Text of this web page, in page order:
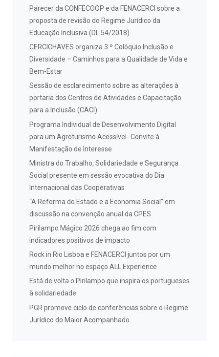
Parecer da CONFECOOP e da FENACERCI sobre a
proposta de revisão do Regime Jurídico da
Educação Inclusiva (DL 54/2018)
CERCICHAVES organiza 3.º Colóquio Inclusão e
Diversidade – Caminhos para a Qualidade de Vida e
Bem-Estar
Sessão de esclarecimento sobre as alterações à
portaria dos Centros de Atividades e Capacitação
para a Inclusão (CACI)
Programa Individual de Desenvolvimento Digital
para um Agroturismo Acessível- Convite à
Manifestação de Interesse
Ministra do Trabalho, Solidariedade e Segurança
Social presente em sessão evocativa do Dia
Internacional das Cooperativas
“A Reforma do Estado e a Economia Social” em
discussão na convenção anual da CPES
Pirilampo Mágico 2026 chega ao fim com
indicadores positivos de impacto
Rock in Rio Lisboa e FENACERCI juntos por um
mundo melhor no espaço ALL Experience
Está de volta o Pirilampo que inspira os portugueses
à solidariedade
PGR promove ciclo de conferências sobre o Regime
Jurídico do Maior Acompanhado